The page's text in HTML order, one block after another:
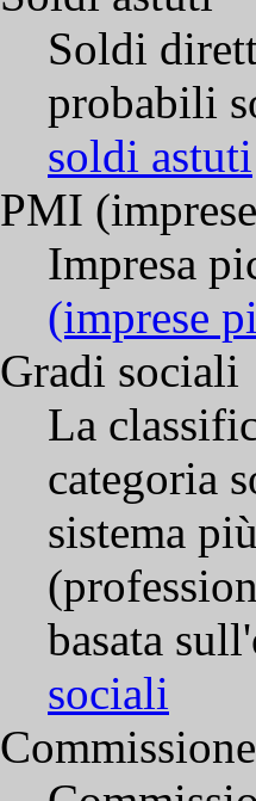
Soldi
probabili
soldi astuti
PMI
Impresa
(imprese
Gradi sociali
La
categoria
sistema
basata
sociali